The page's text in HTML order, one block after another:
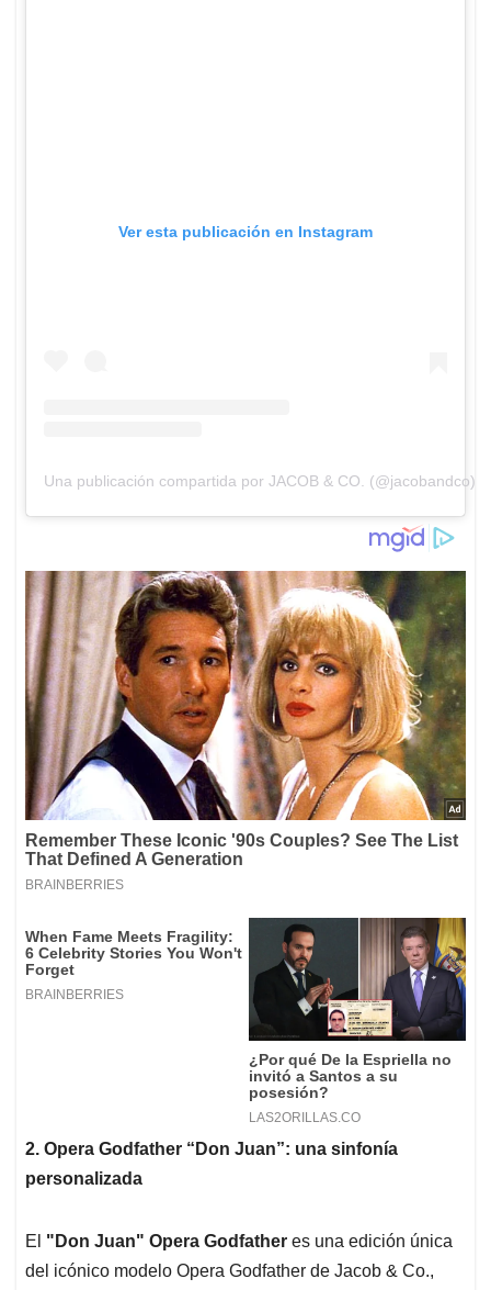
Ver esta publicación en Instagram
Una publicación compartida por JACOB & CO. (@jacobandco)
2. Opera Godfather “Don Juan”: una sinfonía
personalizada
El "Don Juan" Opera Godfather es una edición única
del icónico modelo Opera Godfather de Jacob & Co.,